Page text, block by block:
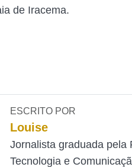
de Iracema.
ESCRITO POR
Louise
Jornalista graduada pela
Tecnologia e